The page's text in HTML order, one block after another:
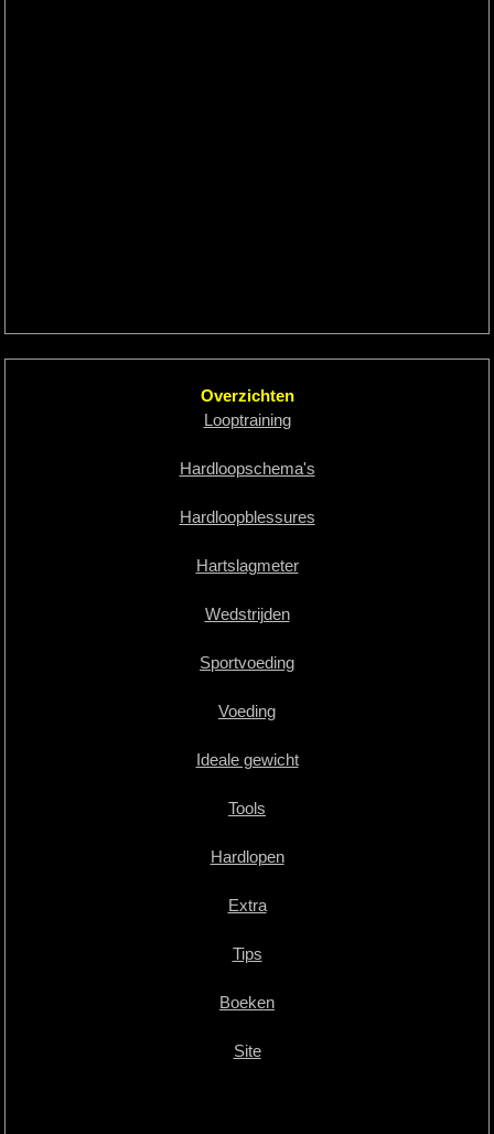
Overzichten
Looptraining
Hardloopschema's
Hardloopblessures
Hartslagmeter
Wedstrijden
Sportvoeding
Voeding
Ideale gewicht
Tools
Hardlopen
Extra
Tips
Boeken
Site